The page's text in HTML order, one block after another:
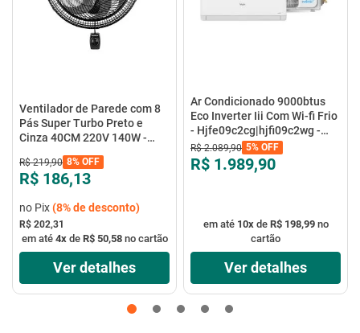
Ventilador de Parede com 8
Pás Super Turbo Preto e
Cinza 40CM 220V 140W -
R$ 219,90 8% OFF
R$ 186,13
no Pix(8%de desconto)
R$ 202,31
em até 4xde R$ 50,58no cartão
Ver detalhes
Ar Condicionado 9000btus
Eco Inverter Iii Com Wi-fi Frio
- Hjfe09c2cg|hjfi09c2wg -
Elgin
R$ 2.089,90 5% OFF
R$ 1.989,90
em até 10xde R$ 198,99no
cartão
Ver detalhes